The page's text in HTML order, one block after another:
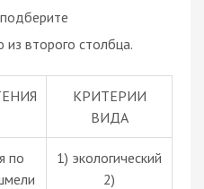
второго столбца.
КРИТЕРИИ
ВИДА
по
1) экологический
2)